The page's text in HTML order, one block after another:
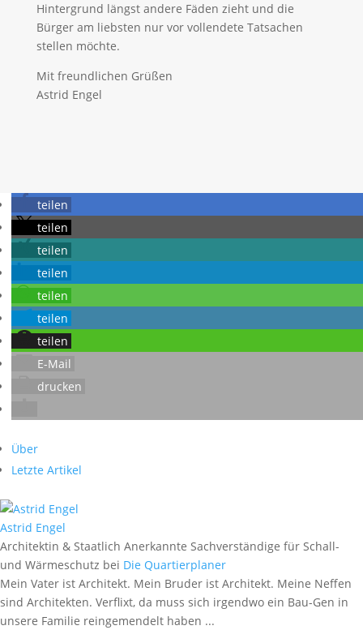
Hintergrund längst andere Fäden zieht und die
Bürger am liebsten nur vor vollendete Tatsachen
stellen möchte.
Mit freundlichen Grüßen
Astrid Engel
teilen
teilen
teilen
teilen
teilen
teilen
teilen
E-Mail
drucken
Über
Letzte Artikel
Astrid Engel
Architektin & Staatlich Anerkannte Sachverständige für Schall-
und Wärmeschutz bei Die Quartierplaner
Mein Vater ist Architekt. Mein Bruder ist Architekt. Meine Neffen
sind Architekten. Verflixt, da muss sich irgendwo ein Bau-Gen in
unsere Familie reingemendelt haben ...